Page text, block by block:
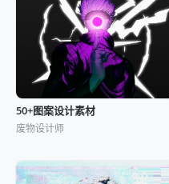
50+图案设计素材
废物设计师